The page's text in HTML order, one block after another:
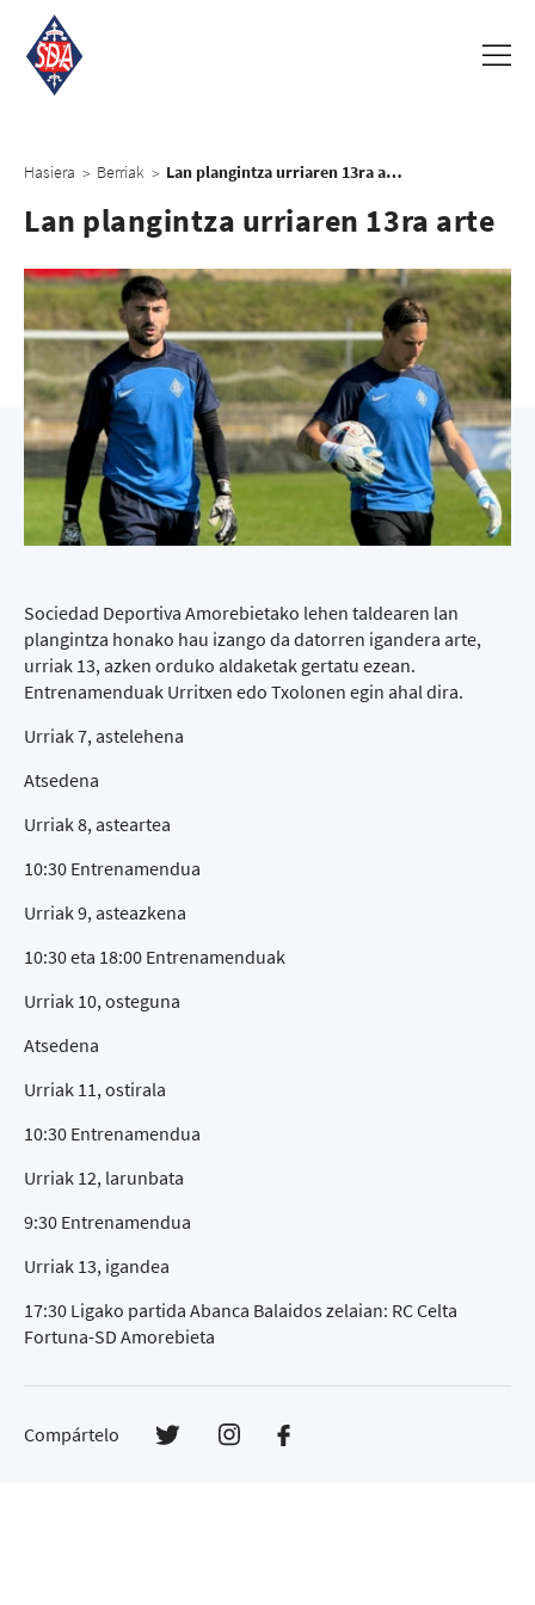
Hasiera > Berriak > Lan plangintza urriaren 13ra arte
Lan plangintza urriaren 13ra arte
Sociedad Deportiva Amorebietako lehen taldearen lan
plangintza honako hau izango da datorren igandera arte,
urriak 13, azken orduko aldaketak gertatu ezean.
Entrenamenduak Urritxen edo Txolonen egin ahal dira.
Urriak 7, astelehena
Atsedena
Urriak 8, asteartea
10:30 Entrenamendua
Urriak 9, asteazkena
10:30 eta 18:00 Entrenamenduak
Urriak 10, osteguna
Atsedena
Urriak 11, ostirala
10:30 Entrenamendua
Urriak 12, larunbata
9:30 Entrenamendua
Urriak 13, igandea
17:30 Ligako partida Abanca Balaidos zelaian: RC Celta
Fortuna-SD Amorebieta
Compártelo